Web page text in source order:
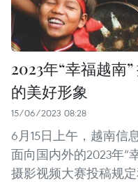
2023年“幸福越南
的美好形象
15/06/2023 08:28
6月15日上午，越南信
面向国内外的2023年“
摄影视频大赛投稿规定